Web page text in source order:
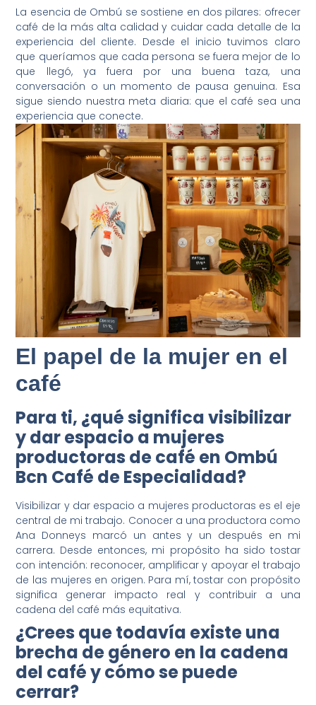
La esencia de Ombú se sostiene en dos pilares: ofrecer
café de la más alta calidad y cuidar cada detalle de la
experiencia del cliente. Desde el inicio tuvimos claro
que queríamos que cada persona se fuera mejor de lo
que llegó, ya fuera por una buena taza, una
conversación o un momento de pausa genuina. Esa
sigue siendo nuestra meta diaria: que el café sea una
experiencia que conecte.
El papel de la mujer en el
café
Para ti, ¿qué significa visibilizar
y dar espacio a mujeres
productoras de café en Ombú
Bcn Café de Especialidad?
Visibilizar y dar espacio a mujeres productoras es el eje
central de mi trabajo. Conocer a una productora como
Ana Donneys marcó un antes y un después en mi
carrera. Desde entonces, mi propósito ha sido tostar
con intención: reconocer, amplificar y apoyar el trabajo
de las mujeres en origen. Para mí, tostar con propósito
significa generar impacto real y contribuir a una
cadena del café más equitativa.
¿Crees que todavía existe una
brecha de género en la cadena
del café y cómo se puede
cerrar?